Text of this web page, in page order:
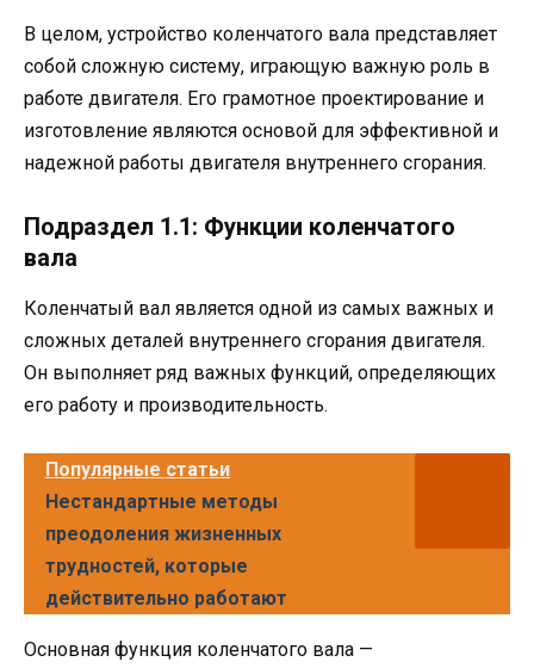
В целом, устройство коленчатого вала представляет
собой сложную систему, играющую важную роль в
работе двигателя. Его грамотное проектирование и
изготовление являются основой для эффективной и
надежной работы двигателя внутреннего сгорания.
Подраздел 1.1: Функции коленчатого
вала
Коленчатый вал является одной из самых важных и
сложных деталей внутреннего сгорания двигателя.
Он выполняет ряд важных функций, определяющих
его работу и производительность.
Популярные статьи
Нестандартные методы
преодоления жизненных
трудностей, которые
действительно работают
Основная функция коленчатого вала —